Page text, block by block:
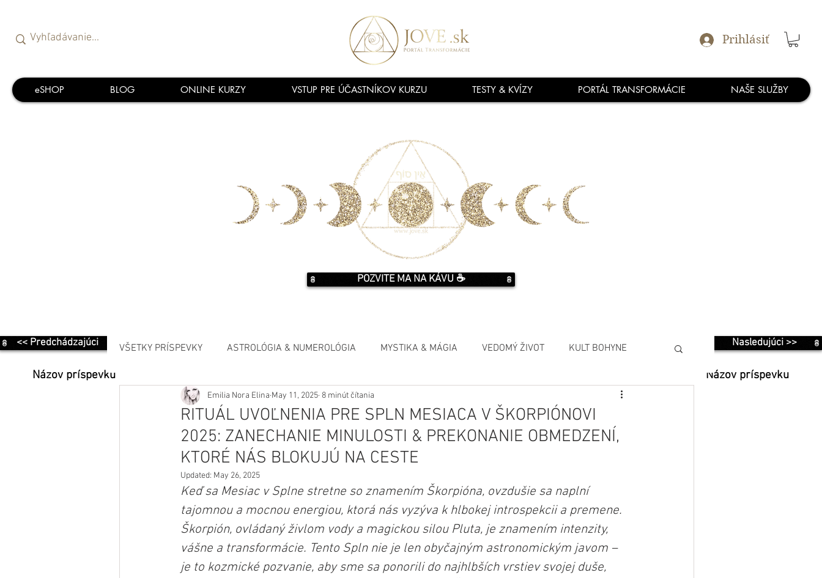
Prihlásiť
eSHOP BLOG ONLINE KURZY VSTUP PRE ÚČASTNÍKOV KURZU TESTY & KVÍZY PORTÁL TRANSFORMÁCIE NAŠE SLUŽBY
POZVITE MA NA KÁVU ☕️
<< Predchádzajúci
Názov príspevku
Nasledujúci >>
Názov príspevku
VŠETKY PRÍSPEVKY ASTROLÓGIA & NUMEROLÓGIA MYSTIKA & MÁGIA VEDOMÝ ŽIVOT KULT BOHYNE
MANIFESTÁCIA
RITUÁL UVOĽNENIA PRE SPLN MESIACA V ŠKORPIÓNOVI
2025: ZANECHANIE MINULOSTI & PREKONANIE OBMEDZENÍ,
KTORÉ NÁS BLOKUJÚ NA CESTE
Emilia Nora Elina May 11, 2025 8 minút čítania
Updated: May 26, 2025
Keď sa Mesiac v Splne stretne so znamením Škorpióna, ovzdušie sa naplní
tajomnou a mocnou energiou, ktorá nás vyzýva k hlbokej introspekcii a premene.
Škorpión, ovládaný živlom vody a magickou silou Pluta, je znamením intenzity,
vášne a transformácie. Tento Spln nie je len obyčajným astronomickým javom –
je to kozmické pozvanie, aby sme sa ponorili do najhlbších vrstiev svojej duše,